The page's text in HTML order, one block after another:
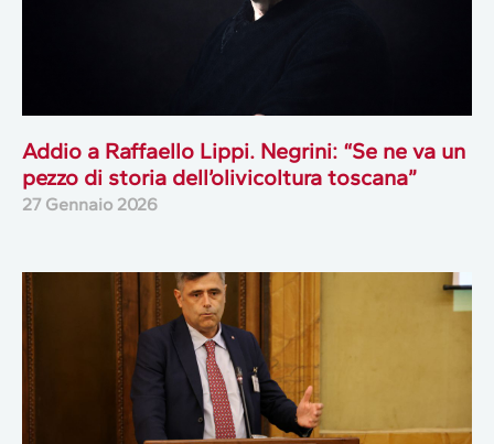
Addio a Raffaello Lippi. Negrini: “Se ne va un
pezzo di storia dell’olivicoltura toscana”
27 Gennaio 2026